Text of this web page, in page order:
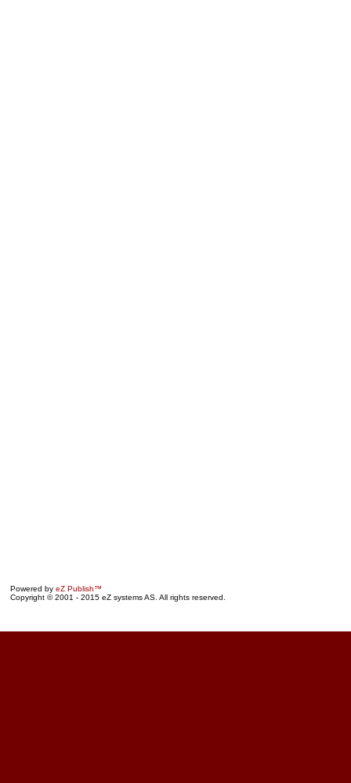
Powered by eZ Publish™
Copyright © 2001 - 2015 eZ systems AS. All rights reserved.